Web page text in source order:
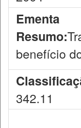
Ementa
Resumo:
benefício
342.11